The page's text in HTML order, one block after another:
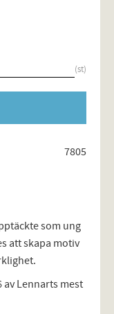
st
7805
som ung
att skapa motiv
Lennarts mest